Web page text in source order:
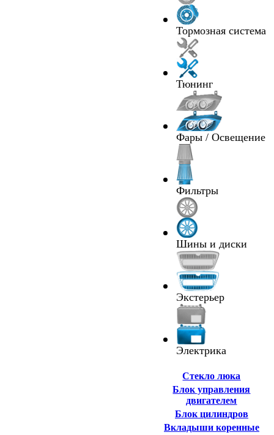
Тормозная система
Тюнинг
Фары / Освещение
Фильтры
Шины и диски
Экстерьер
Электрика
Cтекло люка
Блок управления
двигателем
Блок цилиндров
Вкладыши коренные